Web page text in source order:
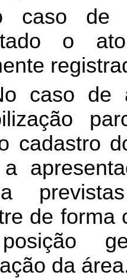
de
o
caso de
cadastro
a
de forma
da